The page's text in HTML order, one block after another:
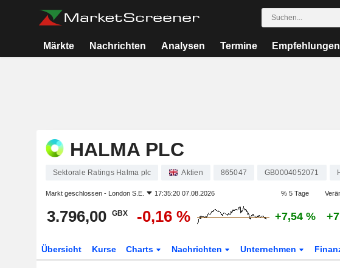
Märkte Nachrichten Analysen Termine Empfehlungen
HALMA PLC
Sektorale Ratings Halma plc Aktien 865047 GB0004052071
Markt geschlossen - London S.E. 17:35:20 07.08.2026 % 5 Tage
3.796,00 GBX -0,16 % +7,54 %
Übersicht Kurse Charts Nachrichten Unternehmen